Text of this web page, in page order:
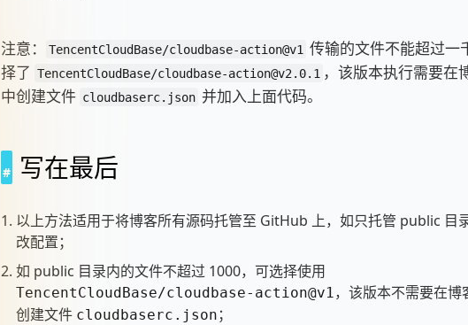
注意： TencentCloudBase/cloudbase-action@v1 传输的文件不能超过一
择了 TencentCloudBase/cloudbase-action@v2.0.1 ，该版本执行需要在
中创建文件 cloudbaserc.json 并加入上面代码。
写在最后
以上方法适用于将博客所有源码托管至 GitHub 上，如只托管 public 目
改配置；
如 public 目录内的文件不超过 1000，可选择使用
TencentCloudBase/cloudbase-action@v1 ，该版本不需要在
创建文件 cloudbaserc.json ；